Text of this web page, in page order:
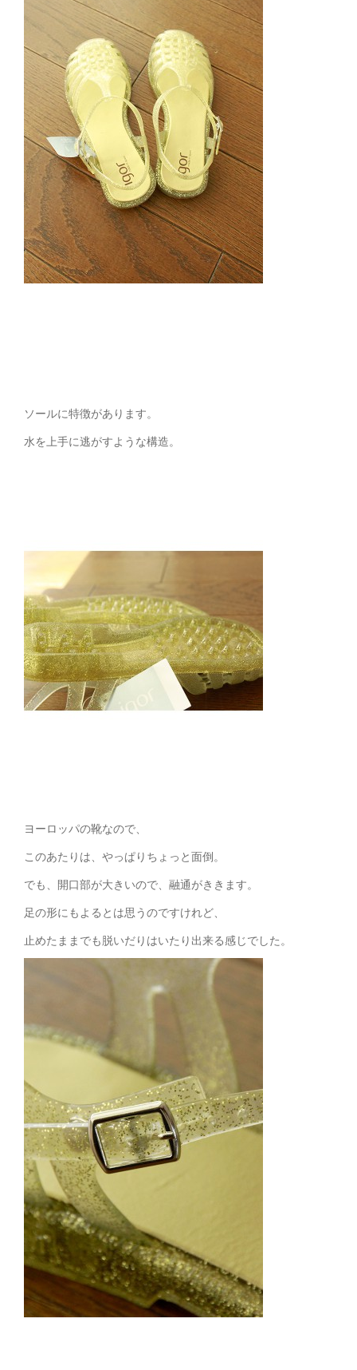
ソールに特徴があります。
水を上手に逃がすような構造。
ヨーロッパの靴なので、
このあたりは、やっぱりちょっと面倒。
でも、開口部が大きいので、融通がききます。
足の形にもよるとは思うのですけれど、
止めたままでも脱いだりはいたり出来る感じでした。